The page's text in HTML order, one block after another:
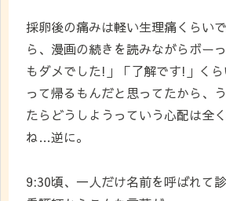
採卵後の痛みは軽い生理痛くらい
ら、漫画の続きを読みながらボー
もダメでした!」「了解です!」く
って帰るもんだと思ってたから、
たらどうしようっていう心配は全
ね…逆に。
9:30頃、一人だけ名前を呼ばれて診